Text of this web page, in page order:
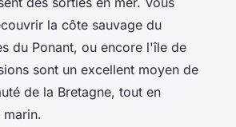
la côte sauvage du
du Ponant, ou encore l'île de
sont un excellent moyen de
de la Bretagne, tout en